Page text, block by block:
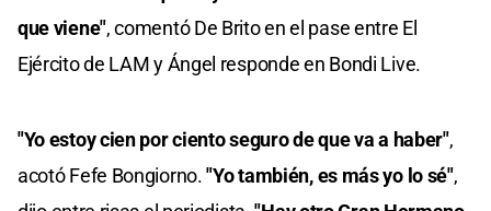
que viene", comentó De Brito en el pase entre El
Ejército de LAM y Ángel responde en Bondi Live.
"Yo estoy cien por ciento seguro de que va a haber",
acotó Fefe Bongiorno."Yo también, es más yo lo sé",